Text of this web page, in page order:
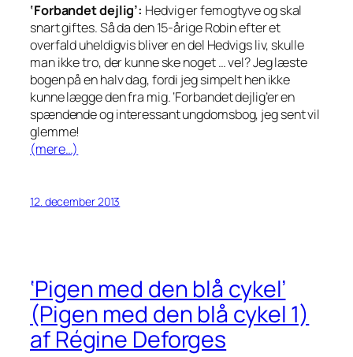
‘Forbandet dejlig’: Hedvig er femogtyve og skal
snart giftes. Så da den 15-årige Robin efter et
overfald uheldigvis bliver en del Hedvigs liv, skulle
man ikke tro, der kunne ske noget … vel? Jeg læste
bogen på en halv dag, fordi jeg simpelt hen ikke
kunne lægge den fra mig. ‘Forbandet dejlig’er en
spændende og interessant ungdomsbog, jeg sent vil
glemme!
(mere…)
12. december 2013
‘Pigen med den blå cykel’
(Pigen med den blå cykel 1)
af Régine Deforges